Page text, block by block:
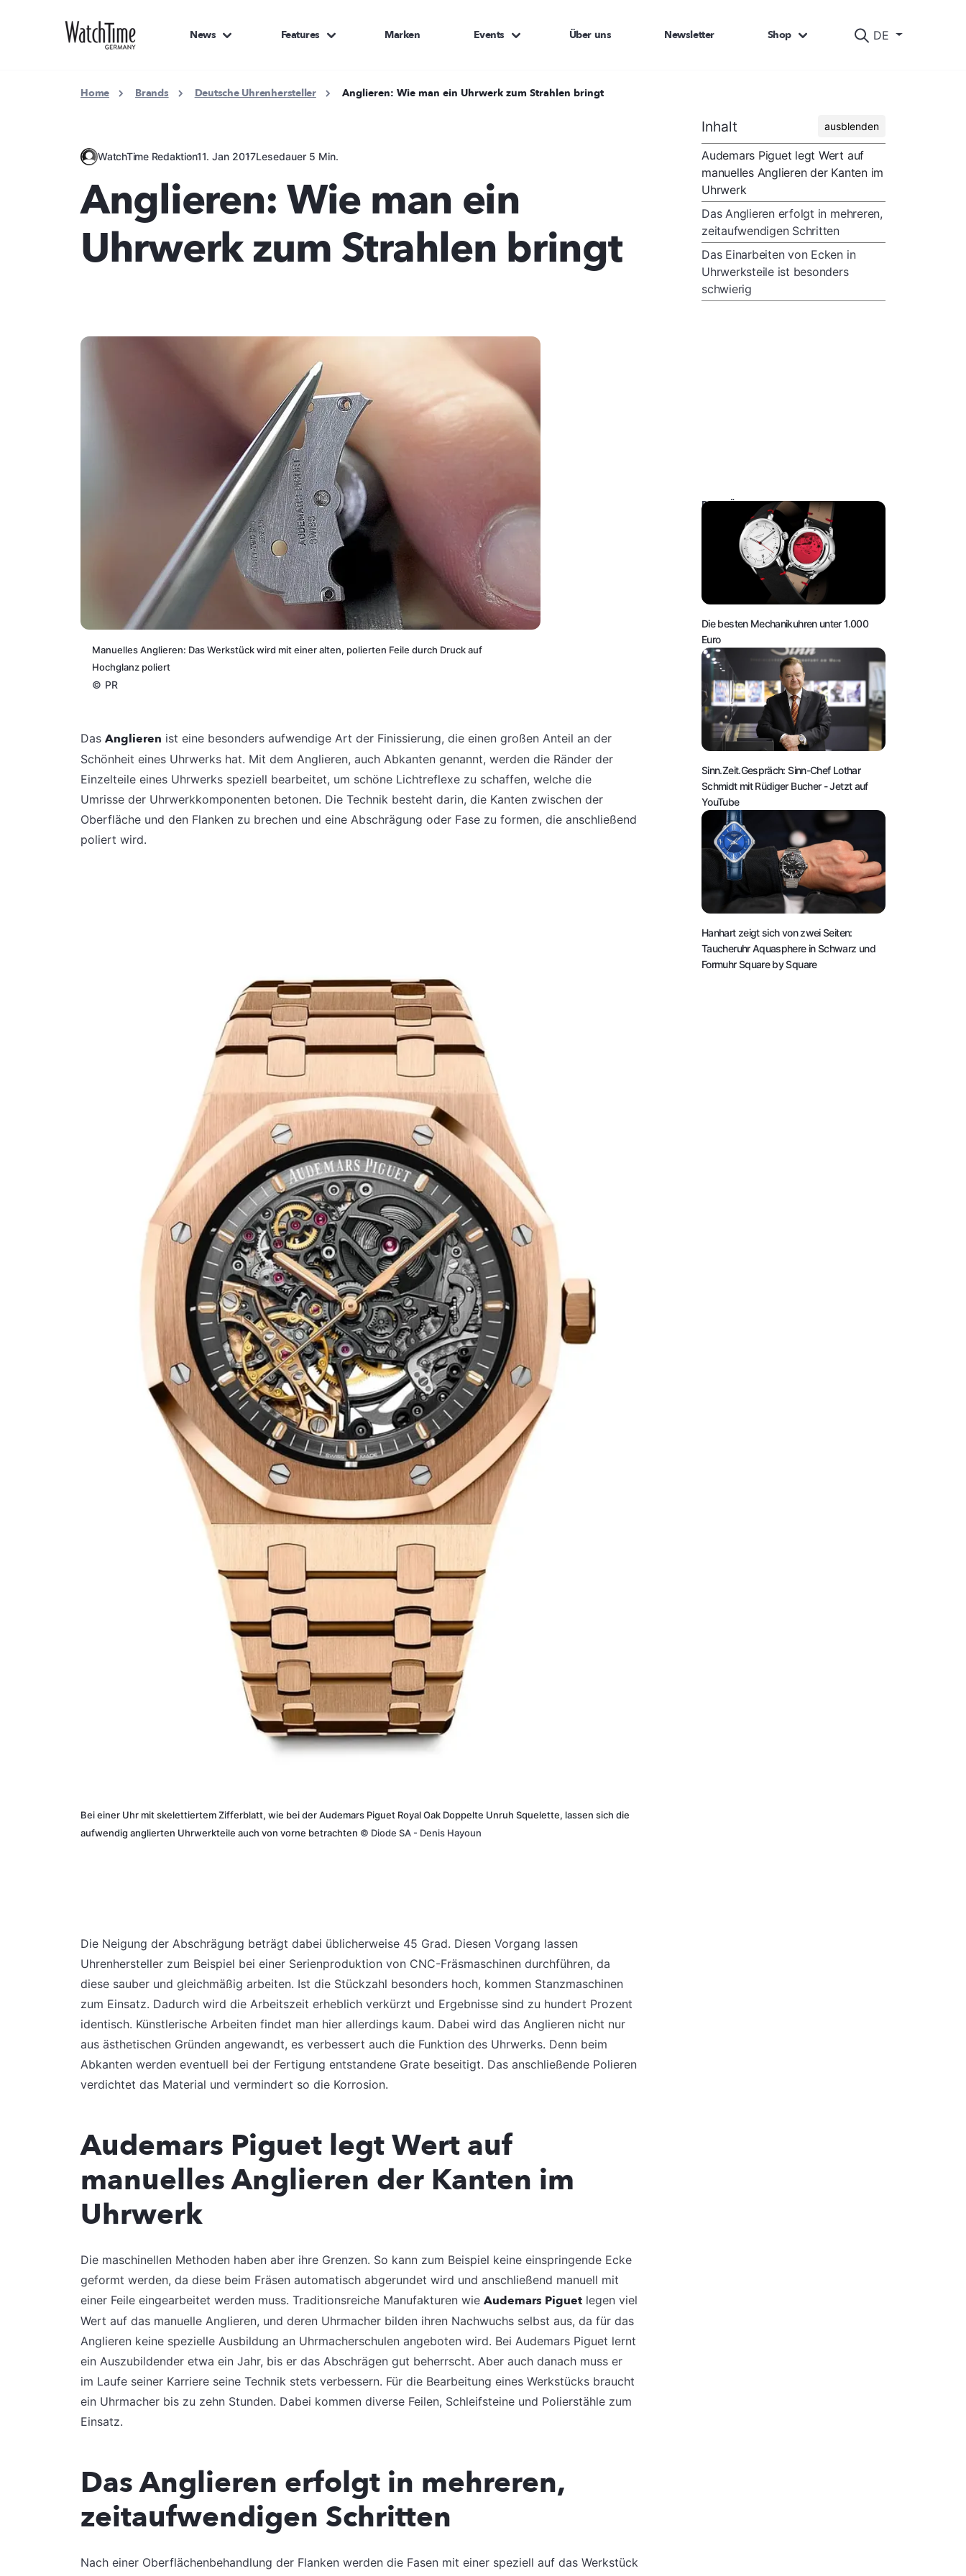
DE
News Features Marken Events Über uns Newsletter Shop
Home Brands Deutsche Uhrenhersteller Anglieren: Wie man ein Uhrwerk zum Strahlen bringt
WatchTime Redaktion11. Jan 2017Lesedauer 5 Min.
Anglieren: Wie man ein
Uhrwerk zum Strahlen bringt
Manuelles Anglieren: Das Werkstück wird mit einer alten, polierten Feile durch Druck auf
Hochglanz poliert
© PR
Das Anglieren ist eine besonders aufwendige Art der Finissierung, die einen großen Anteil an der
Schönheit eines Uhrwerks hat. Mit dem Anglieren, auch Abkanten genannt, werden die Ränder der
Einzelteile eines Uhrwerks speziell bearbeitet, um schöne Lichtreflexe zu schaffen, welche die
Umrisse der Uhrwerkkomponenten betonen. Die Technik besteht darin, die Kanten zwischen der
Oberfläche und den Flanken zu brechen und eine Abschrägung oder Fase zu formen, die anschließend
poliert wird.
Bei einer Uhr mit skelettiertem Zifferblatt, wie bei der Audemars Piguet Royal Oak Doppelte Unruh Squelette, lassen sich die
aufwendig anglierten Uhrwerkteile auch von vorne betrachten © Diode SA - Denis Hayoun
Die Neigung der Abschrägung beträgt dabei üblicherweise 45 Grad. Diesen Vorgang lassen
Uhrenhersteller zum Beispiel bei einer Serienproduktion von CNC-Fräsmaschinen durchführen, da
diese sauber und gleichmäßig arbeiten. Ist die Stückzahl besonders hoch, kommen Stanzmaschinen
zum Einsatz. Dadurch wird die Arbeitszeit erheblich verkürzt und Ergebnisse sind zu hundert Prozent
identisch. Künstlerische Arbeiten findet man hier allerdings kaum. Dabei wird das Anglieren nicht nur
aus ästhetischen Gründen angewandt, es verbessert auch die Funktion des Uhrwerks. Denn beim
Abkanten werden eventuell bei der Fertigung entstandene Grate beseitigt. Das anschließende Polieren
verdichtet das Material und vermindert so die Korrosion.
Audemars Piguet legt Wert auf
manuelles Anglieren der Kanten im
Uhrwerk
Die maschinellen Methoden haben aber ihre Grenzen. So kann zum Beispiel keine einspringende Ecke
geformt werden, da diese beim Fräsen automatisch abgerundet wird und anschließend manuell mit
einer Feile eingearbeitet werden muss. Traditionsreiche Manufakturen wie Audemars Piguet legen viel
Wert auf das manuelle Anglieren, und deren Uhrmacher bilden ihren Nachwuchs selbst aus, da für das
Anglieren keine spezielle Ausbildung an Uhrmacherschulen angeboten wird. Bei Audemars Piguet lernt
ein Auszubildender etwa ein Jahr, bis er das Abschrägen gut beherrscht. Aber auch danach muss er
im Laufe seiner Karriere seine Technik stets verbessern. Für die Bearbeitung eines Werkstücks braucht
ein Uhrmacher bis zu zehn Stunden. Dabei kommen diverse Feilen, Schleifsteine und Polierstähle zum
Einsatz.
Das Anglieren erfolgt in mehreren,
zeitaufwendigen Schritten
Nach einer Oberflächenbehandlung der Flanken werden die Fasen mit einer speziell auf das Werkstück
Inhalt ausblenden
Audemars Piguet legt Wert auf
manuelles Anglieren der Kanten im
Uhrwerk
Das Anglieren erfolgt in mehreren,
zeitaufwendigen Schritten
Das Einarbeiten von Ecken in
Uhrwerksteile ist besonders
schwierig
DAS KÖNNTE SIE AUCH INTERESSIEREN:
Die besten Mechanikuhren unter 1.000
Euro
Sinn.Zeit.Gespräch: Sinn-Chef Lothar
Schmidt mit Rüdiger Bucher - Jetzt auf
YouTube
Hanhart zeigt sich von zwei Seiten:
Taucheruhr Aquasphere in Schwarz und
Formuhr Square by Square